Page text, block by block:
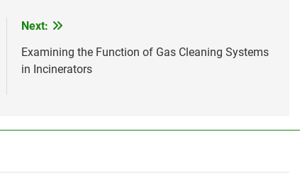
Next:
Examining the Function of Gas Cleaning Systems
in Incinerators